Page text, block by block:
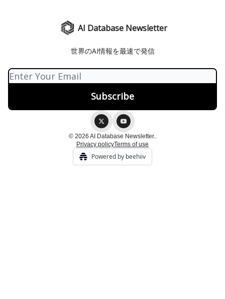
AI Database Newsletter
世界のAI情報を最速で発信
© 2026 AI Database Newsletter..
Privacy policyTerms of use
Powered by beehiiv